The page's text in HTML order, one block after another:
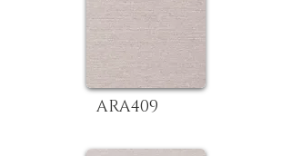
ARA409